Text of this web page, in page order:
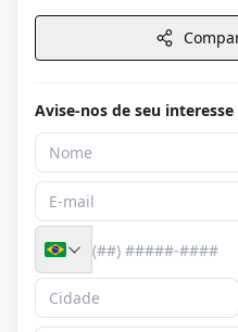
Avise-nos de seu